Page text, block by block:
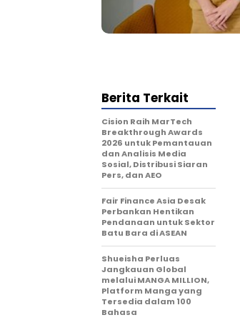
Berita Terkait
Cision Raih MarTech
Breakthrough Awards
2026 untuk Pemantauan
dan Analisis Media
Sosial, Distribusi Siaran
Pers, dan AEO
Fair Finance Asia Desak
Perbankan Hentikan
Pendanaan untuk Sektor
Batu Bara di ASEAN
Shueisha Perluas
Jangkauan Global
melalui MANGA MILLION,
Platform Manga yang
Tersedia dalam 100
Bahasa